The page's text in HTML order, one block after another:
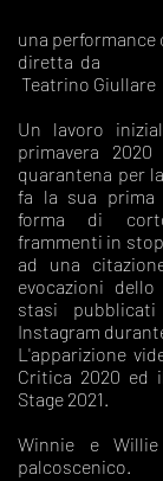
una
diretta da
Teatrino Giullare
Un lavoro
primavera
quarantena per
fa la sua prima
forma di
frammenti in
ad una
evocazioni
stasi
Instagram
L'apparizione
Critica 2020 ed
Stage 2021.
Winnie e
palcoscenico.